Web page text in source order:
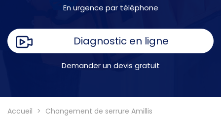
En urgence par téléphone
Diagnostic en ligne
Demander un devis gratuit
Accueil Changement de serrure Amillis